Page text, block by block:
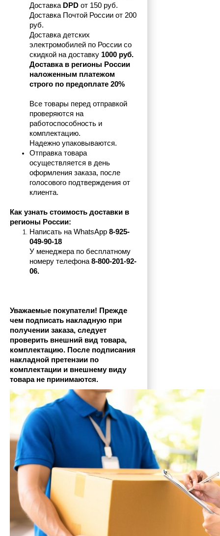
Доставка DPD от 150 руб.
Доставка Почтой России от 200
руб.
Доставка детских
электромобилей по России со
скидкой на доставку 1000 руб.
Доставка в регионы России
наложенным платежом
строго по предоплате 20%
Все товары перед отправкой
проверяются на
работоспособность и
комплектацию.
Надежно упаковываются.
Отправка товара
осуществляется в день
оформления заказа, после
голосового подтверждения от
клиента.
Как узнать стоимость доставки в
регионы России:
Написать на WhatsApp 8-925-
049-90-18
У менеджера по бесплатному
номеру телефона 8-800-201-92-
06.
Уважаемые покупатели! Прежде
чем подписать накладную при
получении заказа, следует
проверить внешний вид товара,
комплектацию. После подписания
накладной претензии по
комплектации и внешнему виду
товара не принимаются.